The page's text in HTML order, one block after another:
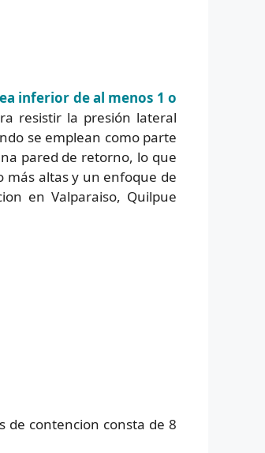
inferior de al menos 1 o
resistir la presión lateral
se emplean como parte
pared de retorno, lo que
más altas y un enfoque de
en Valparaiso, Quilpue
de contencion consta de 8